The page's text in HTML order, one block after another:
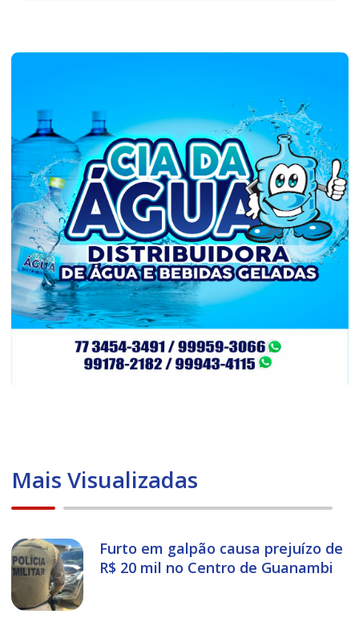
Mais Visualizadas
Furto em galpão causa prejuízo de
R$ 20 mil no Centro de Guanambi